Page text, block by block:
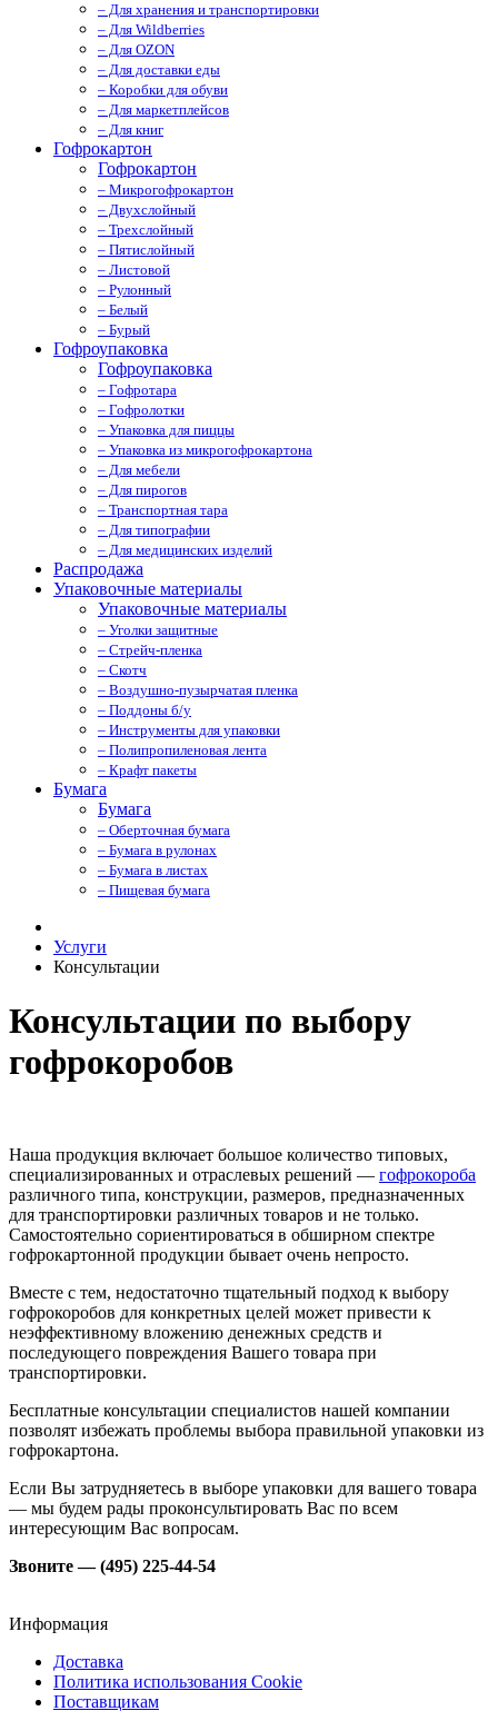
– Для хранения и транспортировки
– Для Wildberries
– Для OZON
– Для доставки еды
– Коробки для обуви
– Для маркетплейсов
– Для книг
Гофрокартон
Гофрокартон
– Микрогофрокартон
– Двухслойный
– Трехслойный
– Пятислойный
– Листовой
– Рулонный
– Белый
– Бурый
Гофроупаковка
Гофроупаковка
– Гофротара
– Гофролотки
– Упаковка для пиццы
– Упаковка из микрогофрокартона
– Для мебели
– Для пирогов
– Транспортная тара
– Для типографии
– Для медицинских изделий
Распродажа
Упаковочные материалы
Упаковочные материалы
– Уголки защитные
– Стрейч-пленка
– Скотч
– Воздушно-пузырчатая пленка
– Поддоны б/у
– Инструменты для упаковки
– Полипропиленовая лента
– Крафт пакеты
Бумага
Бумага
– Оберточная бумага
– Бумага в рулонах
– Бумага в листах
– Пищевая бумага
Услуги
Консультации
Консультации по выбору
гофрокоробов
Наша продукция включает большое количество типовых,
специализированных и отраслевых решений — гофрокороба
различного типа, конструкции, размеров, предназначенных
для транспортировки различных товаров и не только.
Самостоятельно сориентироваться в обширном спектре
гофрокартонной продукции бывает очень непросто.
Вместе с тем, недостаточно тщательный подход к выбору
гофрокоробов для конкретных целей может привести к
неэффективному вложению денежных средств и
последующего повреждения Вашего товара при
транспортировки.
Бесплатные консультации специалистов нашей компании
позволят избежать проблемы выбора правильной упаковки из
гофрокартона.
Если Вы затрудняетесь в выборе упаковки для вашего товара
— мы будем рады проконсультировать Вас по всем
интересующим Вас вопросам.
Звоните — (495) 225-44-54
Информация
Доставка
Политика использования Cookie
Поставщикам